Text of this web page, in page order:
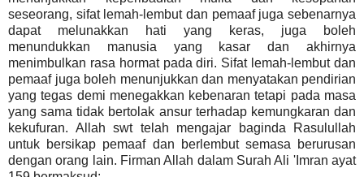
seseorang, sifat lemah-lembut dan pemaaf juga sebenarnya
dapat melunakkan hati yang keras, juga boleh
menundukkan manusia yang kasar dan akhirnya
menimbulkan rasa hormat pada diri. Sifat lemah-lembut dan
pemaaf juga boleh menunjukkan dan menyatakan pendirian
yang tegas demi menegakkan kebenaran tetapi pada masa
yang sama tidak bertolak ansur terhadap kemungkaran dan
kekufuran. Allah swt telah mengajar baginda Rasulullah
untuk bersikap pemaaf dan berlembut semasa berurusan
dengan orang lain. Firman Allah dalam Surah Ali 'Imran ayat